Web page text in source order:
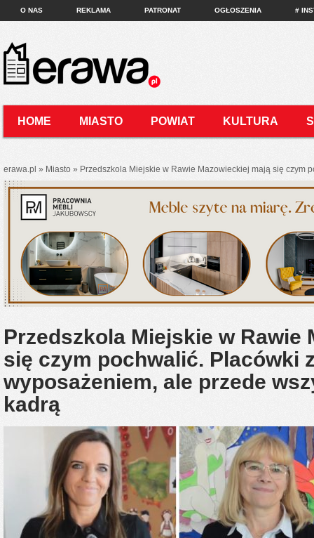
O NAS REKLAMA PATRONAT OGŁOSZENIA #
HOME MIASTO POWIAT KULTURA
erawa.pl » Miasto » Przedszkola Miejskie w Rawie Mazowieckiej mają się czym
Przedszkola Miejskie w Rawie
się czym pochwalić. Placówki
wyposażeniem, ale przede
kadrą